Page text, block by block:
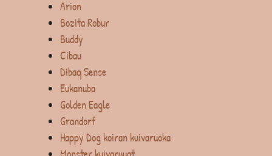
Arion
Bozita Robur
Buddy
Cibau
Dibaq Sense
Eukanuba
Golden Eagle
Grandorf
Happy Dog koiran kuivaruoka